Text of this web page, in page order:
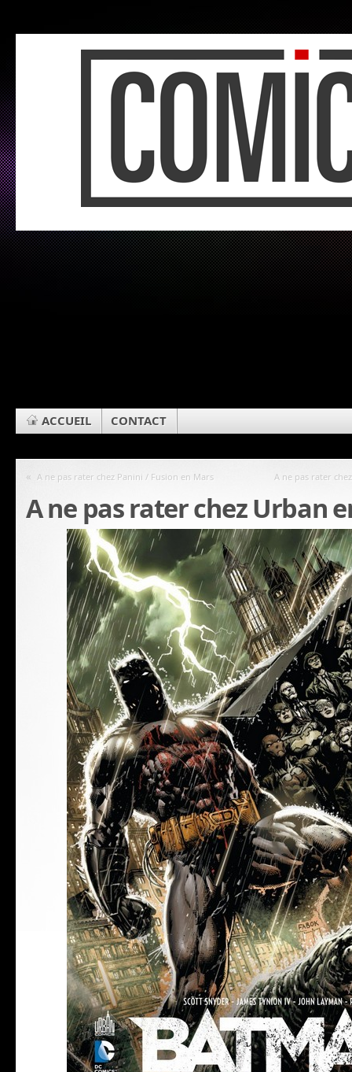
ACCUEIL CONTACT
« A ne pas rater chez Panini / Fusion en Mars A ne pas rater
A ne pas rater chez Urban